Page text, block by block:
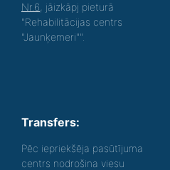
Nr.6 , jāizkāpj pieturā
"Rehabilitācijas centrs
"Jaunķemeri"".
Transfers:
Pēc iepriekšēja pasūtījuma
centrs nodrošina viesu